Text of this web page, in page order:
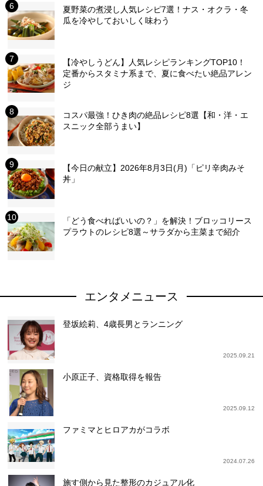
夏野菜の煮浸し人気レシピ7選！ナス・オクラ・冬
瓜を冷やしておいしく味わう
【冷やしうどん】人気レシピランキングTOP10！
定番からスタミナ系まで、夏に食べたい絶品アレン
ジ
コスパ最強！ひき肉の絶品レシピ8選【和・洋・エ
スニック全部うまい】
【今日の献立】2026年8月3日(月)「ピリ辛肉みそ
丼」
「どう食べればいいの？」を解決！ブロッコリース
プラウトのレシピ8選～サラダから主菜まで紹介
エンタメニュース
登坂絵莉、4歳長男とランニング
2025.09.21
小原正子、資格取得を報告
2025.09.12
ファミマとヒロアカがコラボ
2024.07.26
施す側から見た整形のカジュアル化